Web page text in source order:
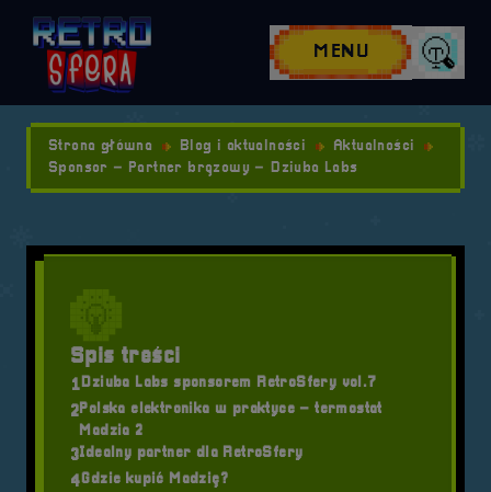
Przejdź do nawigacji
Przejdź do treści
Przejdź do stopki
MENU
Strona główna Blog i aktualności
Aktualności
Sponsor – Partner brązowy – Dziuba Labs
Spis treści
1Dziuba Labs sponsorem RetroSfery vol.7
2Polska elektronika w praktyce – termostat
Madzia 2
3Idealny partner dla RetroSfery
4Gdzie kupić Madzię?